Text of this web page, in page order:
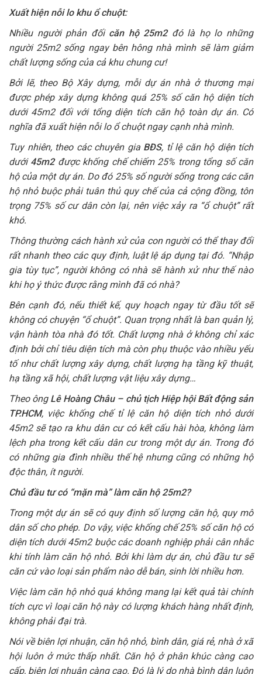
Xuất hiện nỗi lo khu ổ chuột:
Nhiều người phản đốicăn hộ 25m2đó là họ lo những
người 25m2 sống ngay bên hông nhà mình sẽ làm giảm
chất lượng sống của cả khu chung cư!
Bởi lẽ, theo Bộ Xây dựng, mỗi dự án nhà ở thương mại
được phép xây dựng không quá 25% số căn hộ diện tích
dưới 45m2 đối với tổng diện tích căn hộ toàn dự án. Có
nghĩa đã xuất hiện nỗi lo ổ chuột ngay cạnh nhà mình.
Tuy nhiên, theo các chuyên gia BĐS, tỉ lệ căn hộ diện tích
dưới 45m2được khống chế chiếm 25% trong tổng số căn
hộ của một dự án. Do đó 25% số người sống trong các căn
hộ nhỏ buộc phải tuân thủ quy chế của cả cộng đồng, tôn
trọng 75% số cư dân còn lại, nên việc xảy ra “ổ chuột” rất
khó.
Thông thường cách hành xử của con người có thể thay đổi
rất nhanh theo các quy định, luật lệ áp dụng tại đó. “Nhập
gia tùy tục”, người không có nhà sẽ hành xử như thế nào
khi họ ý thức được rằng mình đã có nhà?
Bên cạnh đó, nếu thiết kế, quy hoạch ngay từ đầu tốt sẽ
không có chuyện “ổ chuột”. Quan trọng nhất là ban quản lý,
vận hành tòa nhà đó tốt. Chất lượng nhà ở không chỉ xác
định bởi chỉ tiêu diện tích mà còn phụ thuộc vào nhiều yếu
tố như chất lượng xây dựng, chất lượng hạ tầng kỹ thuật,
hạ tầng xã hội, chất lượng vật liệu xây dựng…
Theo ông Lê Hoàng Châu – chủ tịch Hiệp hội Bất động sản
TP.HCM, việc khống chế tỉ lệ căn hộ diện tích nhỏ dưới
45m2 sẽ tạo ra khu dân cư có kết cấu hài hòa, không làm
lệch pha trong kết cấu dân cư trong một dự án. Trong đó
có những gia đình nhiều thế hệ nhưng cũng có những hộ
độc thân, ít người.
Chủ đầu tư có “mặn mà” làm căn hộ 25m2?
Trong một dự án sẽ có quy định số lượng căn hộ, quy mô
dân số cho phép. Do vậy, việc khống chế 25% số căn hộ có
diện tích dưới 45m2 buộc các doanh nghiệp phải cân nhắc
khi tính làm căn hộ nhỏ. Bởi khi làm dự án, chủ đầu tư sẽ
căn cứ vào loại sản phẩm nào dễ bán, sinh lời nhiều hơn.
Việc làm căn hộ nhỏ quá không mang lại kết quả tài chính
tích cực vì loại căn hộ này có lượng khách hàng nhất định,
không phải đại trà.
Nói về biên lợi nhuận, căn hộ nhỏ, bình dân, giá rẻ, nhà ở xã
hội luôn ở mức thấp nhất. Căn hộ ở phân khúc càng cao
cấp, biên lợi nhuận càng cao. Đó là lý do nhà bình dân luôn